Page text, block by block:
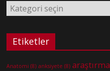
Kategoriler
Etiketler
Anatomi (8) anksiyete (8) araştırma